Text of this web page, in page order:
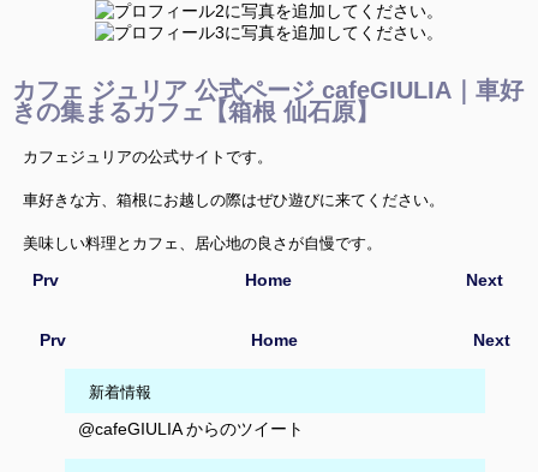
カフェ ジュリア 公式ページ cafeGIULIA｜車好
きの集まるカフェ【箱根 仙石原】
カフェジュリアの公式サイトです。
車好きな方、箱根にお越しの際はぜひ遊びに来てください。
美味しい料理とカフェ、居心地の良さが自慢です。
マスターと車談義に花を咲かせましょう。 Next
Prv Home
Prv Next
Home
新着情報
@cafeGIULIA からのツイート